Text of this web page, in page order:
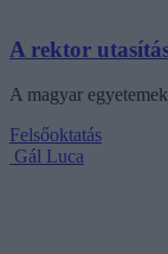
A rektor
A magyar
Felsőoktatás
Gál Luca